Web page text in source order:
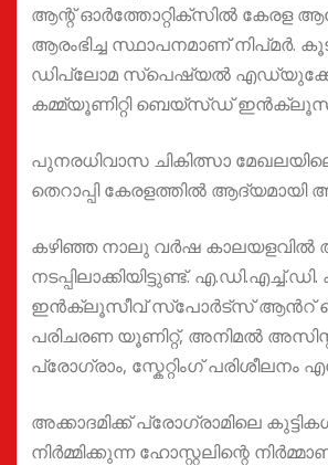
ആന്റ് ഓര്‍ത്തോറ്റിക്സില്‍ കേരള
ആരംഭിച്ച സ്ഥാപനമാണ്‌
ഡിപ്ലോമ സ്പെഷ്യല്‍
കമ്മ്യൂണിറ്റി ബെയ്സ്ഡ്
പുനരധിവാസ ചികിത്സാ
തെറാപ്പി കേരളത്തില്‍ ആദ്യമായി
കഴിഞ്ഞ നാലു വര്‍ഷ കാലയളവില്‍
നടപ്പിലാക്കിയിട്ടുണ്ട്.
ഇന്‍ക്ലൂസീവ് സ്പോര്‍ട്സ് ആന്‍റ്
പരിചരണ യൂണിറ്റ്, അനിമല്‍
പ്രോഗ്രാം, സ്കേറ്റിംഗ് പരിശീലനം
അക്കാദമിക്ക് പ്രോഗ്രാമിലെ
നിര്‍മ്മിക്കുന്ന ഹോസ്റ്റലിന്റെ